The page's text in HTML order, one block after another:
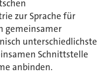
zur Sprache für
gemeinsamer
unterschiedlichste
Schnittstelle
anbinden.